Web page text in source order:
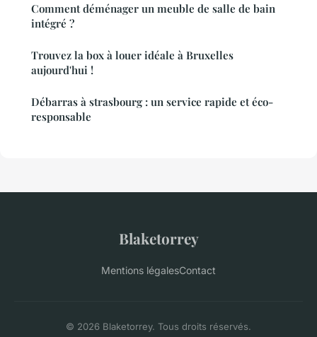
Comment déménager un meuble de salle de bain
intégré ?
Trouvez la box à louer idéale à Bruxelles
aujourd'hui !
Débarras à strasbourg : un service rapide et éco-
responsable
Blaketorrey
Mentions légalesContact
© 2026 Blaketorrey. Tous droits réservés.